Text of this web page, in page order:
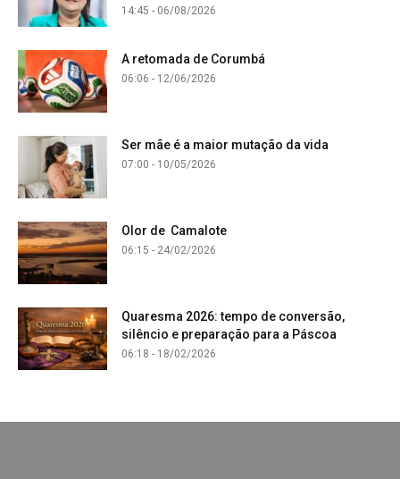
14:45 - 06/08/2026
A retomada de Corumbá
06:06 - 12/06/2026
Ser mãe é a maior mutação da vida
07:00 - 10/05/2026
Olor de Camalote
06:15 - 24/02/2026
Quaresma 2026: tempo de conversão,
silêncio e preparação para a Páscoa
06:18 - 18/02/2026